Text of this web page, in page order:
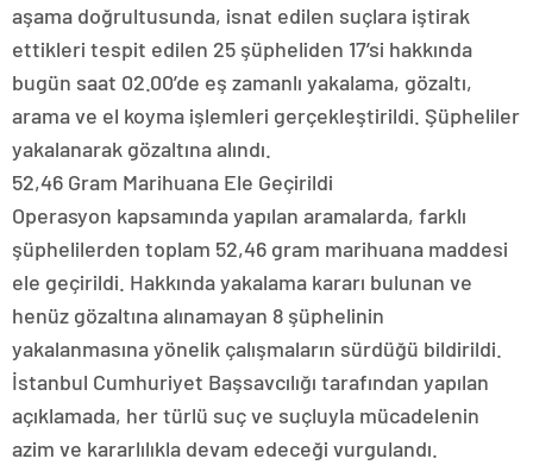
aşama doğrultusunda, isnat edilen suçlara iştirak
ettikleri tespit edilen 25 şüpheliden 17’si hakkında
bugün saat 02.00’de eş zamanlı yakalama, gözaltı,
arama ve el koyma işlemleri gerçekleştirildi. Şüpheliler
yakalanarak gözaltına alındı.
52,46 Gram Marihuana Ele Geçirildi
Operasyon kapsamında yapılan aramalarda, farklı
şüphelilerden toplam 52,46 gram marihuana maddesi
ele geçirildi. Hakkında yakalama kararı bulunan ve
henüz gözaltına alınamayan 8 şüphelinin
yakalanmasına yönelik çalışmaların sürdüğü bildirildi.
İstanbul Cumhuriyet Başsavcılığı tarafından yapılan
açıklamada, her türlü suç ve suçluyla mücadelenin
azim ve kararlılıkla devam edeceği vurgulandı.